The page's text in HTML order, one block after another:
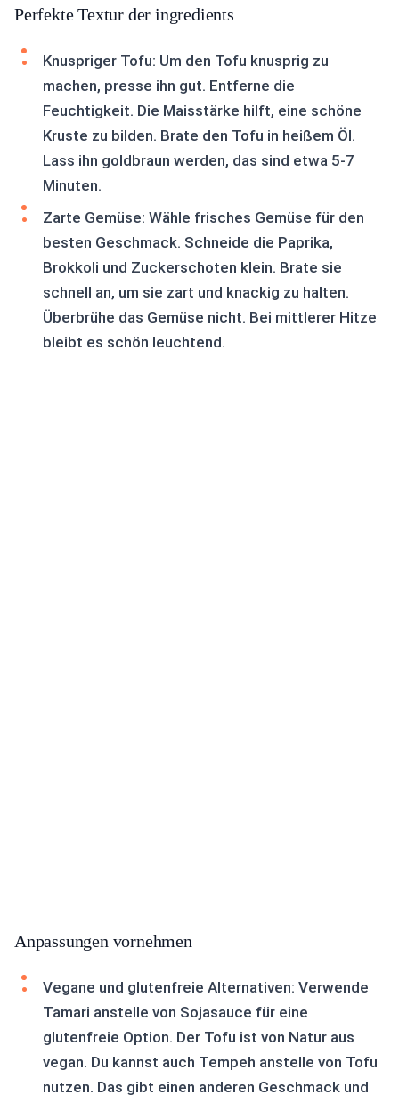
Perfekte Textur der ingredients
Knuspriger Tofu: Um den Tofu knusprig zu
machen, presse ihn gut. Entferne die
Feuchtigkeit. Die Maisstärke hilft, eine schöne
Kruste zu bilden. Brate den Tofu in heißem Öl.
Lass ihn goldbraun werden, das sind etwa 5-7
Minuten.
Zarte Gemüse: Wähle frisches Gemüse für den
besten Geschmack. Schneide die Paprika,
Brokkoli und Zuckerschoten klein. Brate sie
schnell an, um sie zart und knackig zu halten.
Überbrühe das Gemüse nicht. Bei mittlerer Hitze
bleibt es schön leuchtend.
Anpassungen vornehmen
Vegane und glutenfreie Alternativen: Verwende
Tamari anstelle von Sojasauce für eine
glutenfreie Option. Der Tofu ist von Natur aus
vegan. Du kannst auch Tempeh anstelle von Tofu
nutzen. Das gibt einen anderen Geschmack und